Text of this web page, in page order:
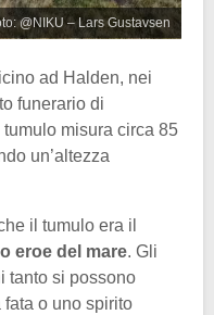
@NIKU – Lars Gustavsen
ad Halden, nei
funerario di
misura circa 85
un’altezza
il tumulo era il
eroe del mare. Gli
tanto si possono
fata o uno spirito